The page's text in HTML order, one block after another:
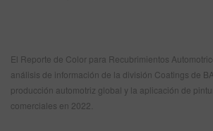
El Reporte de Color para Recubrimientos
análisis de información de la división Coatings de
producción automotriz global y la aplicación de
comerciales en 2022.